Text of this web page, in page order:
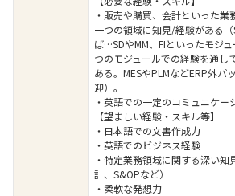
・販売や購買、会計といった業
一つの領域に知見/経験がある（
ば…SDやMM、FIといったモジ
つのモジュールでの経験を通し
ある。MESやPLMなどERP外パ
迎）。
・英語での一定のコミュニケー
【望ましい経験・スキル等】
・日本語での文書作成力
・英語でのビジネス経験
・特定業務領域に関する深い
計、S&OPなど）
・柔軟な発想力